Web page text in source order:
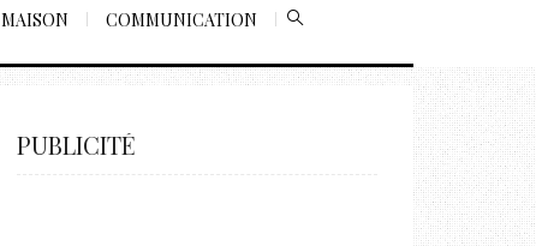
MAISON COMMUNICATION
PUBLICITÉ